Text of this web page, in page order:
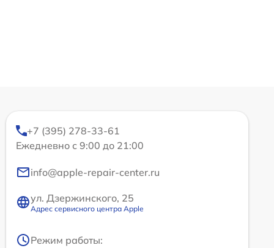
+7 (395) 278-33-61
Ежедневно с 9:00 до 21:00
info@apple-repair-center.ru
ул. Дзержинского, 25
Адрес сервисного центра Apple
Режим работы: